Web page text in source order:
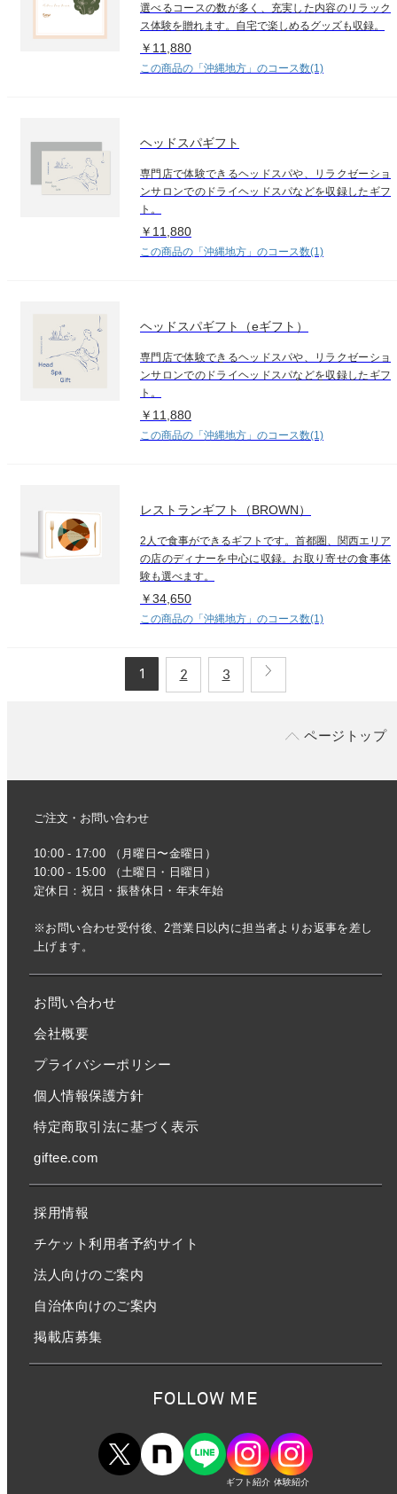
選べるコースの数が多く、充実した内容のリラック
ス体験を贈れます。自宅で楽しめるグッズも収録。
￥11,880
この商品の「沖縄地方」のコース数(1)
ヘッドスパギフト
専門店で体験できるヘッドスパや、リラクゼーショ
ンサロンでのドライヘッドスパなどを収録したギフ
ト。
￥11,880
この商品の「沖縄地方」のコース数(1)
ヘッドスパギフト（eギフト）
専門店で体験できるヘッドスパや、リラクゼーショ
ンサロンでのドライヘッドスパなどを収録したギフ
ト。
￥11,880
この商品の「沖縄地方」のコース数(1)
レストランギフト（BROWN）
2人で食事ができるギフトです。首都圏、関西エリア
の店のディナーを中心に収録。お取り寄せの食事体
験も選べます。
￥34,650
この商品の「沖縄地方」のコース数(1)
1 2 3
ページトップ
ご注文・お問い合わせ
10:00 - 17:00 （月曜日〜金曜日）
10:00 - 15:00 （土曜日・日曜日）
定休日：祝日・振替休日・年末年始
※お問い合わせ受付後、2営業日以内に担当者よりお返事を差し
上げます。
お問い合わせ
会社概要
プライバシーポリシー
個人情報保護方針
特定商取引法に基づく表示
giftee.com
採用情報
チケット利用者予約サイト
法人向けのご案内
自治体向けのご案内
掲載店募集
FOLLOW ME
ギフト紹介 体験紹介